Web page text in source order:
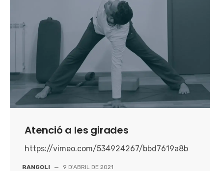
Atenció a les girades
https://vimeo.com/534924267/bbd7619a8b
RANGOLI — 9 D'ABRIL DE 2021